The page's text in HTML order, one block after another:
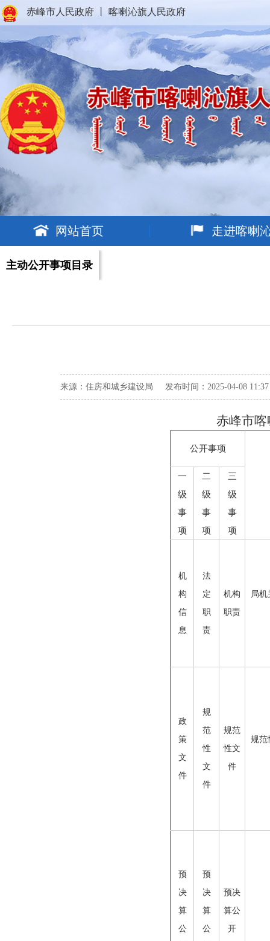
赤峰市人民政府 喀喇沁旗人民政府
网站首页 走进喀喇
主动公开事项目录
来源：住房和城乡建设局 发布时间：2025-04-08
赤峰市
公开事项
一
级
事
项
二
级
事
项
三
级
事
项
机
构
信
息
法
定
职
责
机构
职责
局
政
策
文
件
规
范
性
文
件
规范
性文
件
规范
预
决
算
公
预
决
算
公
预决
算公
开